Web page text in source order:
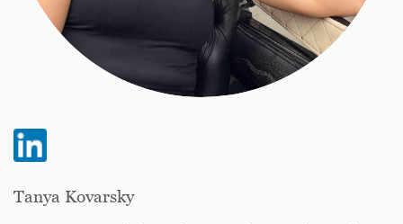
Tanya Kovarsky